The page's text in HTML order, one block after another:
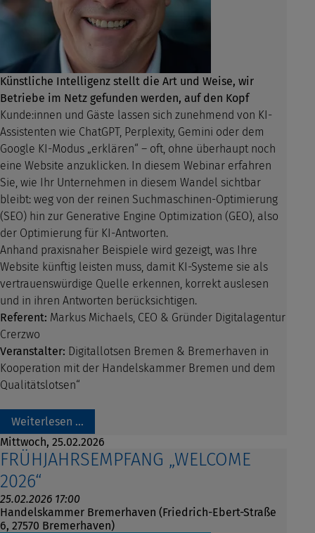
Künstliche Intelligenz stellt die Art und Weise, wir
Betriebe im Netz gefunden werden, auf den Kopf
Kunde:innen und Gäste lassen sich zunehmend von KI-
Assistenten wie ChatGPT, Perplexity, Gemini oder dem
Google KI-Modus „erklären“ – oft, ohne überhaupt noch
eine Website anzuklicken. In diesem Webinar erfahren
Sie, wie Ihr Unternehmen in diesem Wandel sichtbar
bleibt: weg von der reinen Suchmaschinen-Optimierung
(SEO) hin zur Generative Engine Optimization (GEO), also
der Optimierung für KI-Antworten.
Anhand praxisnaher Beispiele wird gezeigt, was Ihre
Website künftig leisten muss, damit KI-Systeme sie als
vertrauenswürdige Quelle erkennen, korrekt auslesen
und in ihren Antworten berücksichtigen.
Referent: Markus Michaels, CEO & Gründer Digitalagentur
Crerzwo
Veranstalter: Digitallotsen Bremen & Bremerhaven in
Kooperation mit der Handelskammer Bremen und dem
Qualitätslotsen“
Weiterlesen …
Mittwoch, 25.02.2026
FRÜHJAHRSEMPFANG „WELCOME
2026“
25.02.2026 17:00
Handelskammer Bremerhaven (Friedrich-Ebert-Straße
6, 27570 Bremerhaven)